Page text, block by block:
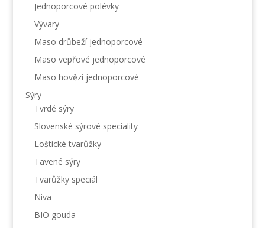
Jednoporcové polévky
Vývary
Maso drůbeží jednoporcové
Maso vepřové jednoporcové
Maso hovězí jednoporcové
Sýry
Tvrdé sýry
Slovenské sýrové speciality
Loštické tvarůžky
Tavené sýry
Tvarůžky speciál
Niva
BIO gouda